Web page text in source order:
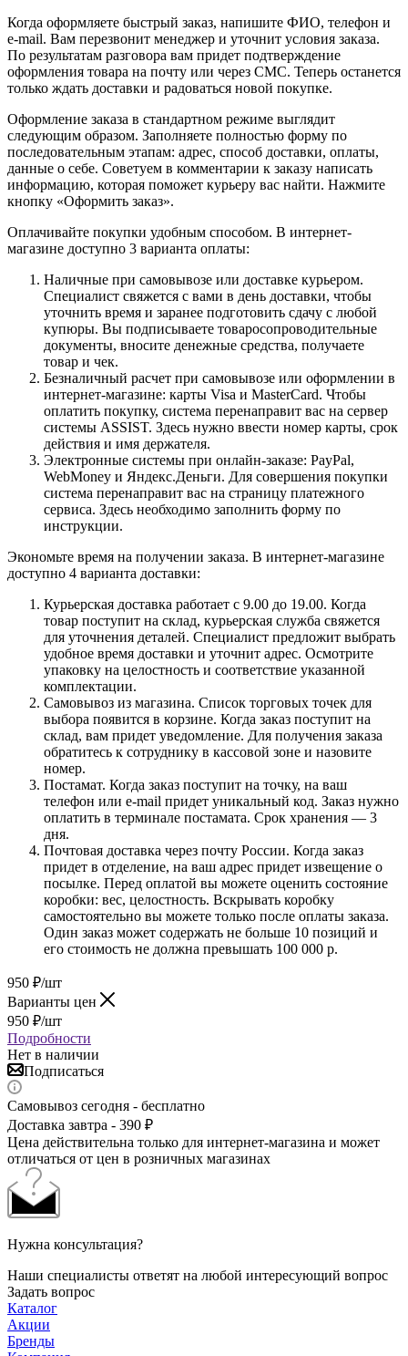
Когда оформляете быстрый заказ, напишите ФИО, телефон и
e-mail. Вам перезвонит менеджер и уточнит условия заказа.
По результатам разговора вам придет подтверждение
оформления товара на почту или через СМС. Теперь останется
только ждать доставки и радоваться новой покупке.
Оформление заказа в стандартном режиме выглядит
следующим образом. Заполняете полностью форму по
последовательным этапам: адрес, способ доставки, оплаты,
данные о себе. Советуем в комментарии к заказу написать
информацию, которая поможет курьеру вас найти. Нажмите
кнопку «Оформить заказ».
Оплачивайте покупки удобным способом. В интернет-
магазине доступно 3 варианта оплаты:
Наличные при самовывозе или доставке курьером.
Специалист свяжется с вами в день доставки, чтобы
уточнить время и заранее подготовить сдачу с любой
купюры. Вы подписываете товаросопроводительные
документы, вносите денежные средства, получаете
товар и чек.
Безналичный расчет при самовывозе или оформлении в
интернет-магазине: карты Visa и MasterCard. Чтобы
оплатить покупку, система перенаправит вас на сервер
системы ASSIST. Здесь нужно ввести номер карты, срок
действия и имя держателя.
Электронные системы при онлайн-заказе: PayPal,
WebMoney и Яндекс.Деньги. Для совершения покупки
система перенаправит вас на страницу платежного
сервиса. Здесь необходимо заполнить форму по
инструкции.
Экономьте время на получении заказа. В интернет-магазине
доступно 4 варианта доставки:
Курьерская доставка работает с 9.00 до 19.00. Когда
товар поступит на склад, курьерская служба свяжется
для уточнения деталей. Специалист предложит выбрать
удобное время доставки и уточнит адрес. Осмотрите
упаковку на целостность и соответствие указанной
комплектации.
Самовывоз из магазина. Список торговых точек для
выбора появится в корзине. Когда заказ поступит на
склад, вам придет уведомление. Для получения заказа
обратитесь к сотруднику в кассовой зоне и назовите
номер.
Постамат. Когда заказ поступит на точку, на ваш
телефон или e-mail придет уникальный код. Заказ нужно
оплатить в терминале постамата. Срок хранения — 3
дня.
Почтовая доставка через почту России. Когда заказ
придет в отделение, на ваш адрес придет извещение о
посылке. Перед оплатой вы можете оценить состояние
коробки: вес, целостность. Вскрывать коробку
самостоятельно вы можете только после оплаты заказа.
Один заказ может содержать не больше 10 позиций и
его стоимость не должна превышать 100 000 р.
950 ₽/шт
Варианты цен
950 ₽/шт
Подробности
Нет в наличии
Подписаться
Самовывоз сегодня - бесплатно
Доставка завтра - 390 ₽
Цена действительна только для интернет-магазина и может
отличаться от цен в розничных магазинах
Нужна консультация?
Наши специалисты ответят на любой интересующий вопрос
Задать вопрос
Каталог
Акции
Бренды